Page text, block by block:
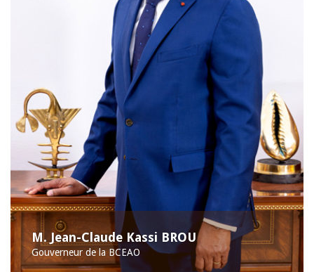
M. Jean-Claude Kassi BROU
Gouverneur de la BCEAO